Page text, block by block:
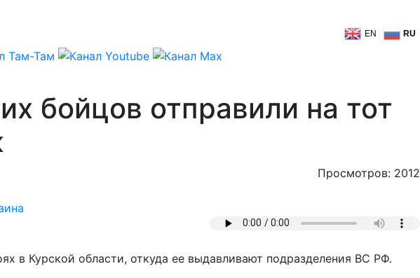
EN RU
бойцов отправили на тот
Просмотров: 2012
в Курской области, откуда ее выдавливают подразделения ВС РФ.